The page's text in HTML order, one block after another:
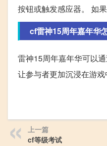
按钮或触发感应器。 如果
cf雷神15周年嘉年华
雷神15周年嘉年华可以
让参与者更加沉浸在游戏
上一篇
cf等级考试